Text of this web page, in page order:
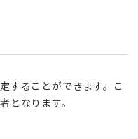
することができます。こ
となります。